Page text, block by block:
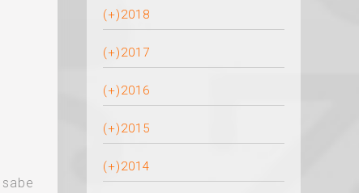
(+)2018
(+)2017
(+)2016
(+)2015
(+)2014